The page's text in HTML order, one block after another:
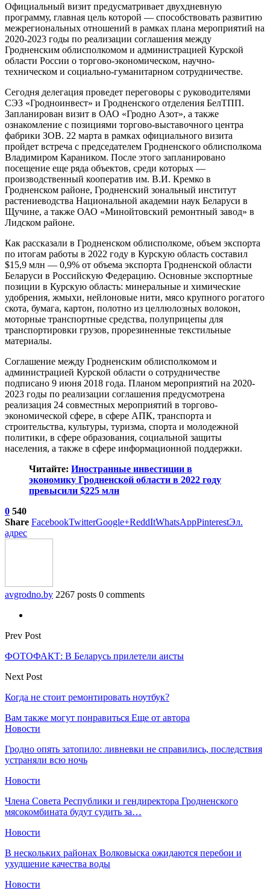
Официальный визит предусматривает двухдневную
программу, главная цель которой — способствовать развитию
межрегиональных отношений в рамках плана мероприятий на
2020-2023 годы по реализации соглашения между
Гродненским облисполкомом и администрацией Курской
области России о торгово-экономическом, научно-
техническом и социально-гуманитарном сотрудничестве.
Сегодня делегация проведет переговоры с руководителями
СЭЗ «Гродноинвест» и Гродненского отделения БелТПП.
Запланирован визит в ОАО «Гродно Азот», а также
ознакомление с позициями торгово-выставочного центра
фабрики ЗОВ. 22 марта в рамках официального визита
пройдет встреча с председателем Гродненского облисполкома
Владимиром Караником. После этого запланировано
посещение еще ряда объектов, среди которых —
производственный кооператив им. В.И. Кремко в
Гродненском районе, Гродненский зональный институт
растениеводства Национальной академии наук Беларуси в
Щучине, а также ОАО «Минойтовский ремонтный завод» в
Лидском районе.
Как рассказали в Гродненском облисполкоме, объем экспорта
по итогам работы в 2022 году в Курскую область составил
$15,9 млн — 0,9% от объема экспорта Гродненской области
Беларуси в Российскую Федерацию. Основные экспортные
позиции в Курскую область: минеральные и химические
удобрения, жмыхи, нейлоновые нити, мясо крупного рогатого
скота, бумага, картон, полотно из целлюлозных волокон,
моторные транспортные средства, полуприцепы для
транспортировки грузов, прорезиненные текстильные
материалы.
Соглашение между Гродненским облисполкомом и
администрацией Курской области о сотрудничестве
подписано 9 июня 2018 года. Планом мероприятий на 2020-
2023 годы по реализации соглашения предусмотрена
реализация 24 совместных мероприятий в торгово-
экономической сфере, в сфере АПК, транспорта и
строительства, культуры, туризма, спорта и молодежной
политики, в сфере образования, социальной защиты
населения, а также в сфере информационной поддержки.
Читайте: Иностранные инвестиции в
экономику Гродненской области в 2022 году
превысили $225 млн
0 540
Share FacebookTwitterGoogle+ReddItWhatsAppPinterestЭл.
адрес
avgrodno.by 2267 posts 0 comments
Prev Post
ФОТОФАКТ: В Беларусь прилетели аисты
Next Post
Когда не стоит ремонтировать ноутбук?
Вам также могут понравиться Еще от автора
Новости
Гродно опять затопило: ливневки не справились, последствия
устраняли всю ночь
Новости
Члена Совета Республики и гендиректора Гродненского
мясокомбината будут судить за…
Новости
В нескольких районах Волковыска ожидаются перебои и
ухудшение качества воды
Новости